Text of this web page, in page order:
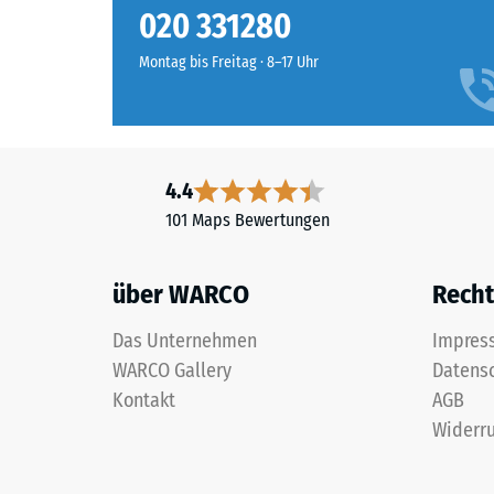
setzt
einen
klaren
und
Sportbereiche
und
ist
auch
-
2
=
ca.
020 331280
Montag bis Freitag · 8–17 Uhr
4.4
101 Maps Bewertungen
über WARCO
Das Unternehmen
WARCO Gallery
Kontakt
AGB